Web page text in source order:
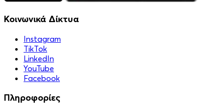
Κοινωνικά Δίκτυα
Instagram
TikTok
LinkedIn
YouTube
Facebook
Πληροφορίες